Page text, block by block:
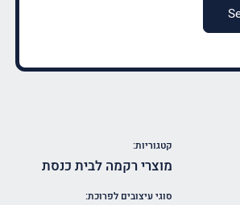
קטגוריות:
מוצרי רקמה לבית כנסת
סוגי עיצובים לפרוכת: